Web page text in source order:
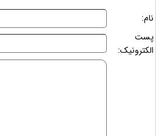
نام:
پست
الکترونیک: